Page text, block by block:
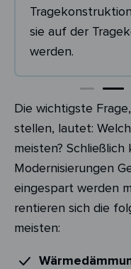
sie auf der
werden.
Die wichtigste
stellen, lautet:
meisten?
Modernisierungen
eingespart werden
rentieren sich die
meisten: